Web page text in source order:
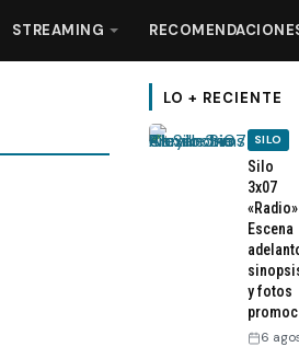
STREAMING
LO + RECIENTE
SILO
Silo
3x07
Escena
y fotos
6